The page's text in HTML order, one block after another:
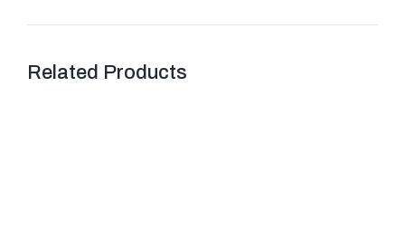
Related Products